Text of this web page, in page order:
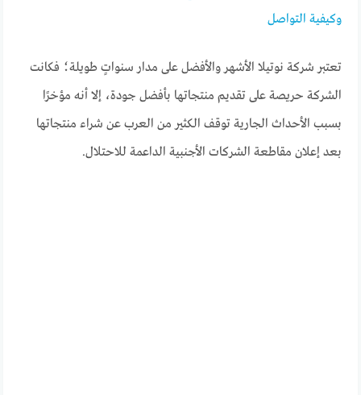
وكيفية التواصل
تعتبر شركة نوتيلا الأشهر والأفضل على مدار سنواتٍ طويلة؛ فكانت
الشركة حريصة على تقديم منتجاتها بأفضل جودة، إلا أنه مؤخرًا
بسبب الأحداث الجارية توقف الكثير من العرب عن شراء منتجاتها
بعد إعلان مقاطعة الشركات الأجنبية الداعمة للاحتلال.